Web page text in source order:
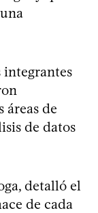
integrantes
áreas de
de datos
detalló el
de cada